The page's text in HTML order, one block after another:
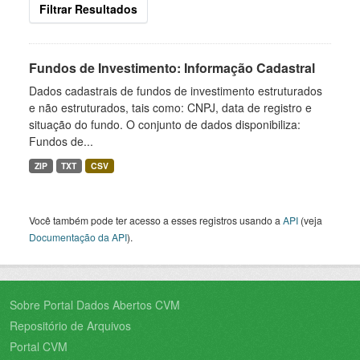
Filtrar Resultados
Fundos de Investimento: Informação Cadastral
Dados cadastrais de fundos de investimento estruturados
e não estruturados, tais como: CNPJ, data de registro e
situação do fundo. O conjunto de dados disponibiliza:
Fundos de...
ZIP TXT CSV
Você também pode ter acesso a esses registros usando a API (veja
Documentação da API).
Sobre Portal Dados Abertos CVM
Repositório de Arquivos
Portal CVM